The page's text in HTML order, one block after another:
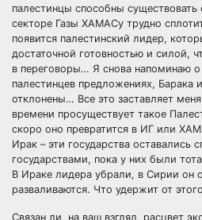
палестинцы способны
секторе Газы ХАМАСу трудно
появится палестинский лидер,
достаточной готовностью и силой,
в переговоры… Я снова напоминаю
палестинцев предложениях,
отклонены… Все это заставляет
времени просуществует такое
скоро оно превратится в ИГ или
Ирак – эти государства оставались
государствами, пока у них были
В Ираке лидера убрали, в Сирии он
разваливаются. Что удержит от
Связан ли, на ваш взгляд, расцвет